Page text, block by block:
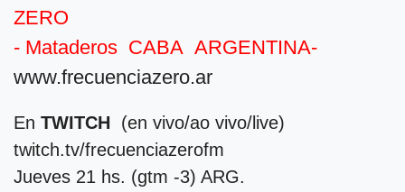
ZERO
- Mataderos CABA ARGENTINA-
www.frecuenciazero.ar
En TWITCH (en vivo/ao vivo/live)
twitch.tv/frecuenciazerofm
Jueves 21 hs. (gtm -3) ARG.